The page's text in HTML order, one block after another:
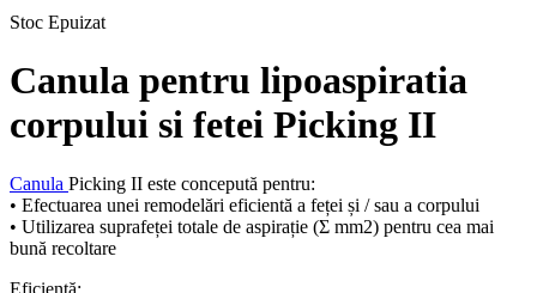
Stoc Epuizat
Canula pentru lipoaspiratia
corpului si fetei Picking II
Canula Picking II este concepută pentru:
• Efectuarea unei remodelări eficientă a feței și / sau a corpului
• Utilizarea suprafeței totale de aspirație (Σ mm2) pentru cea mai
bună recoltare
Eficienţă: